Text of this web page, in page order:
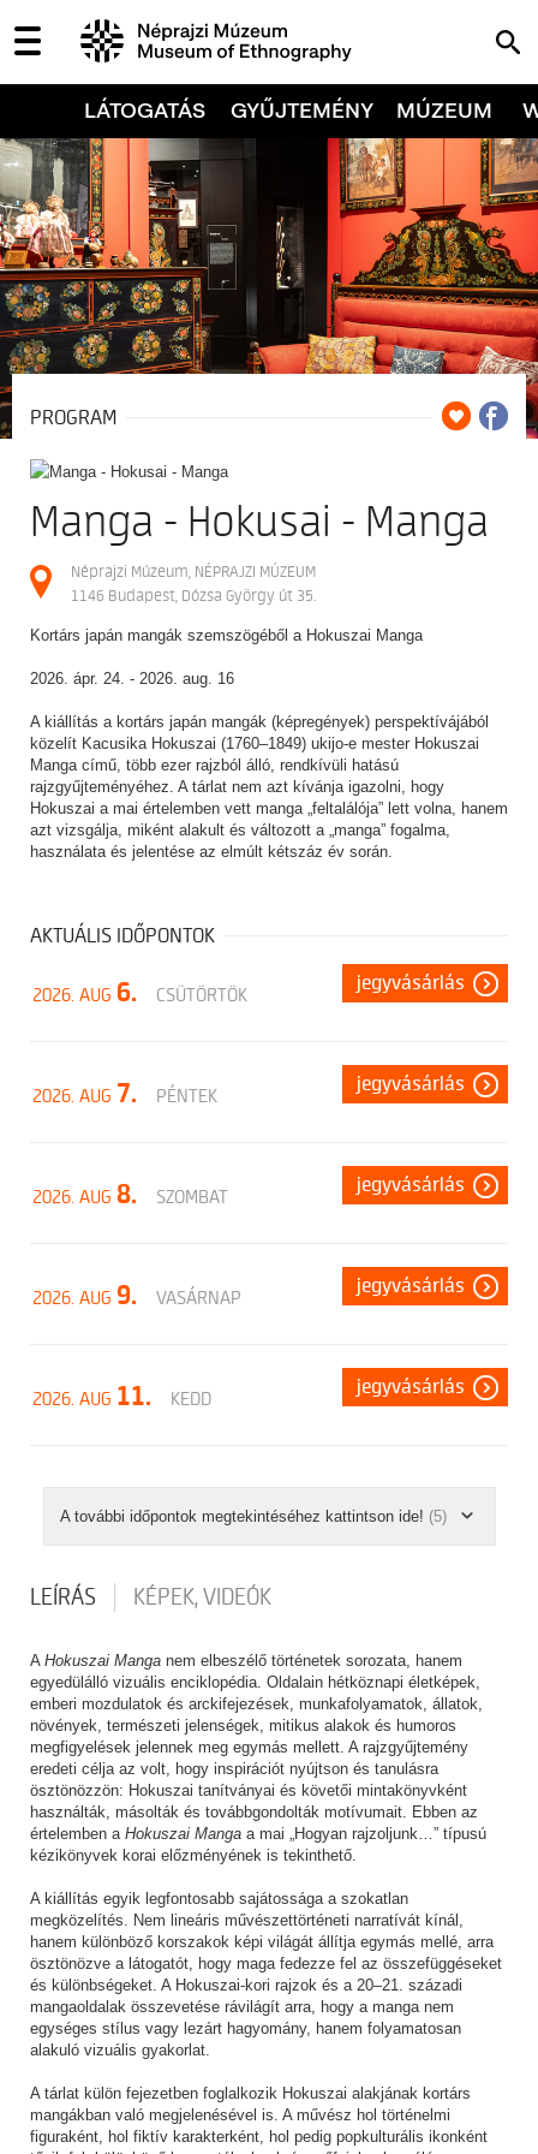
LÁTOGATÁS GYŰJTEMÉNY MÚZEUM
PROGRAM
Manga - Hokusai - Manga
Néprajzi Múzeum, NÉPRAJZI MÚZEUM
1146 Budapest, Dózsa György út 35.
Kortárs japán mangák szemszögéből a Hokuszai Manga
2026. ápr. 24. - 2026. aug. 16
A kiállítás a kortárs japán mangák (képregények) perspektívájából
közelít Kacusika Hokuszai (1760–1849) ukijo-e mester Hokuszai
Manga című, több ezer rajzból álló, rendkívüli hatású
rajzgyűjteményéhez. A tárlat nem azt kívánja igazolni, hogy
Hokuszai a mai értelemben vett manga „feltalálója” lett volna, hanem
azt vizsgálja, miként alakult és változott a „manga” fogalma,
használata és jelentése az elmúlt kétszáz év során.
AKTUÁLIS IDŐPONTOK
2026. AUG 6. CSÜTÖRTÖK
jegyvásárlás
2026. AUG 7. PÉNTEK
jegyvásárlás
2026. AUG 8. SZOMBAT
jegyvásárlás
2026. AUG 9. VASÁRNAP
jegyvásárlás
2026. AUG 11. KEDD
jegyvásárlás
A további időpontok megtekintéséhez kattintson ide! (5)
LEÍRÁS KÉPEK, VIDEÓK
A Hokuszai Manga nem elbeszélő történetek sorozata, hanem
egyedülálló vizuális enciklopédia. Oldalain hétköznapi életképek,
emberi mozdulatok és arckifejezések, munkafolyamatok, állatok,
növények, természeti jelenségek, mitikus alakok és humoros
megfigyelések jelennek meg egymás mellett. A rajzgyűjtemény
eredeti célja az volt, hogy inspirációt nyújtson és tanulásra
ösztönözzön: Hokuszai tanítványai és követői mintakönyvként
használták, másolták és továbbgondolták motívumait. Ebben az
értelemben a Hokuszai Manga a mai „Hogyan rajzoljunk…” típusú
kézikönyvek korai előzményének is tekinthető.
A kiállítás egyik legfontosabb sajátossága a szokatlan
megközelítés. Nem lineáris művészettörténeti narratívát kínál,
hanem különböző korszakok képi világát állítja egymás mellé, arra
ösztönözve a látogatót, hogy maga fedezze fel az összefüggéseket
és különbségeket. A Hokuszai-kori rajzok és a 20–21. századi
mangaoldalak összevetése rávilágít arra, hogy a manga nem
egységes stílus vagy lezárt hagyomány, hanem folyamatosan
alakuló vizuális gyakorlat.
A tárlat külön fejezetben foglalkozik Hokuszai alakjának kortárs
mangákban való megjelenésével is. A művész hol történelmi
figuraként, hol fiktív karakterként, hol pedig popkulturális ikonként